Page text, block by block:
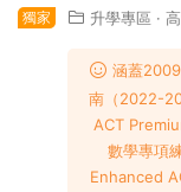
獨家 升學專區 ·
涵蓋
南（2022-
ACT
數學專項
Enhanced